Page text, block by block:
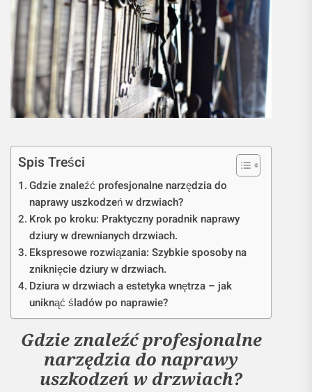
Spis Treści
Gdzie znaleźć profesjonalne narzędzia do
naprawy uszkodzeń w drzwiach?
Krok po kroku: Praktyczny poradnik naprawy
dziury w drewnianych drzwiach.
Ekspresowe rozwiązania: Szybkie sposoby na
zniknięcie dziury w drzwiach.
Dziura w drzwiach a estetyka wnętrza – jak
uniknąć śladów po naprawie?
Gdzie znaleźć profesjonalne
narzędzia do naprawy
uszkodzeń w drzwiach?